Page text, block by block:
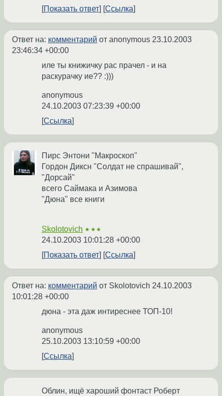
Показать ответ Ссылка
Ответ на: комментарий от anonymous 23.10.2003
23:46:34 +00:00
иле ты книжичку рас прачел - и на
раскурачку ие?? :)))
anonymous
24.10.2003 07:23:39 +00:00
Ссылка
Пирс Энтони "Макроскоп"
Гордон Диксн "Солдат не спрашивай",
"Дорсай"
всего Саймака и Азимова
"Дюна" все книги
Skolotovich ★★★
24.10.2003 10:01:28 +00:00
Показать ответ
Ссылка
Ответ на: комментарий от Skolotovich 24.10.2003
10:01:28 +00:00
дюна - эта даж интиреснее ТОП-10!
anonymous
25.10.2003 13:10:59 +00:00
Ссылка
Облин, ищё хароший фонтаст Роберт